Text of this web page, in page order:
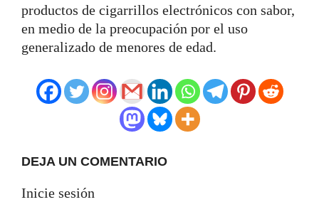
productos de cigarrillos electrónicos con sabor,
en medio de la preocupación por el uso
generalizado de menores de edad.
DEJA UN COMENTARIO
Inicie sesión